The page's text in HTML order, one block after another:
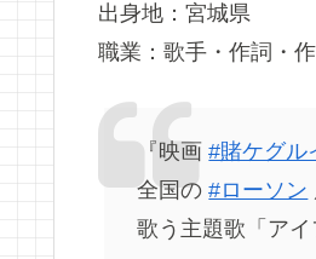
出身地：宮城県
職業：歌手・作詞・
『映画#賭ケグル
全国の#ローソン
歌う主題歌「ア